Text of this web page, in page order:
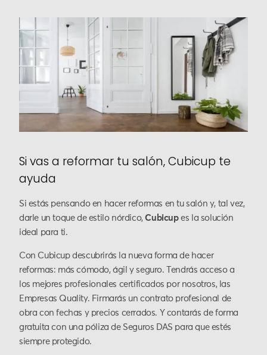
Si vas a reformar tu salón, Cubicup te
ayuda
Si estás pensando en hacer reformas en tu salón y, tal vez,
darle un toque de estilo nórdico,Cubicupes la solución
ideal para ti.
Con Cubicup descubrirás la nueva forma de hacer
reformas: más cómodo, ágil y seguro. Tendrás acceso a
los mejores profesionales certificados por nosotros, las
Empresas Quality. Firmarás un contrato profesional de
obra con fechas y precios cerrados. Y contarás de forma
gratuita con una póliza de Seguros DAS para que estés
siempre protegido.